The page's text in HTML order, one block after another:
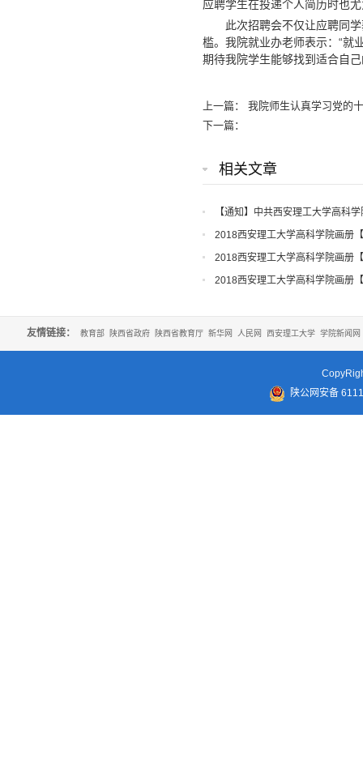
应聘学生在投递个人简历时也
此次招聘会不仅让应聘同
槛。我院就业办老师表示：“就
期待我院学生能够找到适合自
上一篇： 我院师生认真学习党的
下一篇：
相关文章
【通知】中共西安理工大学高科
知
2018西安理工大学高科学院画册
2018西安理工大学高科学院画册
2018西安理工大学高科学院画册
友情链接： 教育部 陕西省政府 陕西省教育厅 新华网 人民网 西安理工大学 学院新闻网
陕公网安备